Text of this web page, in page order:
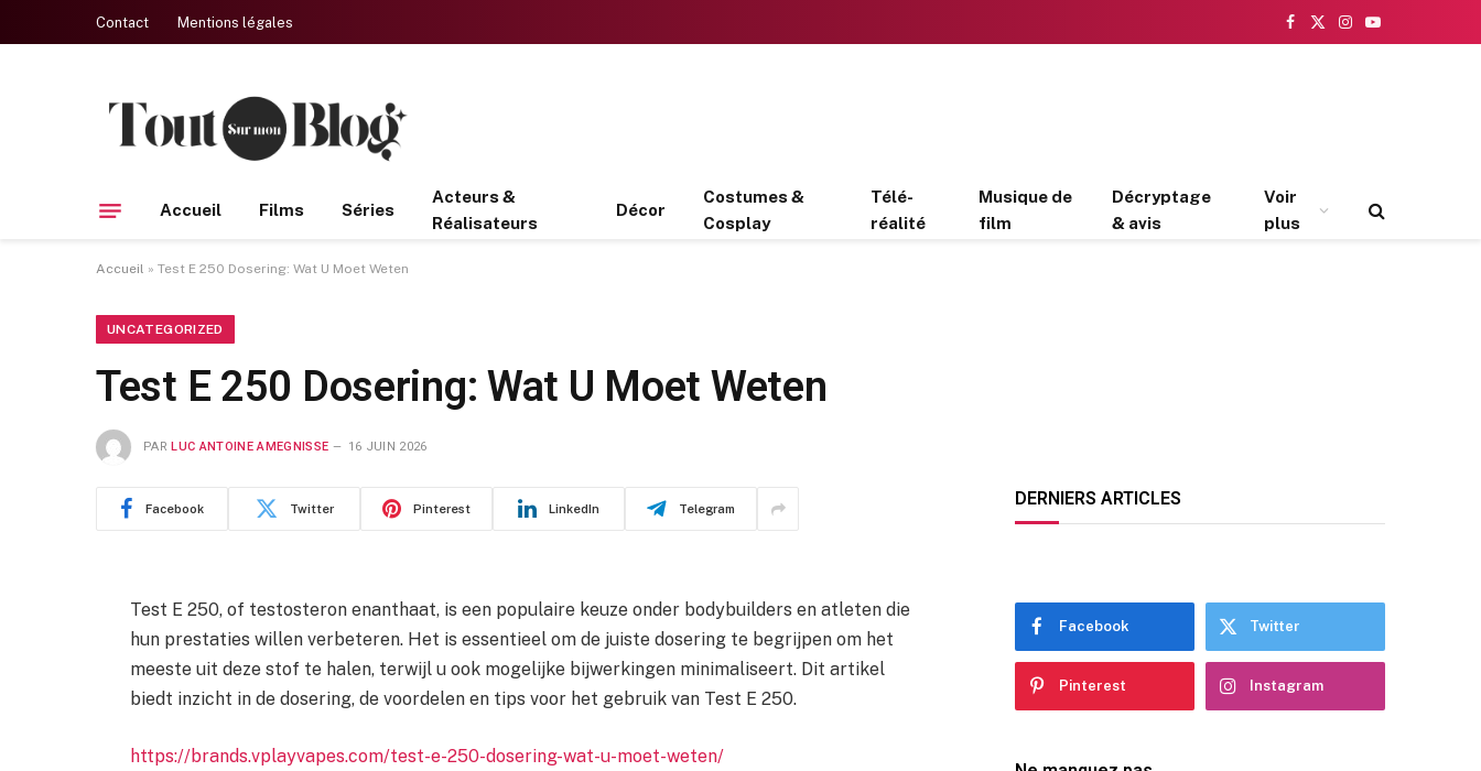
Contact Mentions légales
Facebook
X
Instagram
YouTube
Accueil Films Séries
Acteurs &
Réalisateurs
Décor
Costumes &
Cosplay
Télé-
réalité
Musique de
film
Décryptage
& avis
Voir
plus
Accueil » Test E 250 Dosering: Wat U Moet Weten
UNCATEGORIZED
Test E 250 Dosering: Wat U Moet Weten
PAR LUC ANTOINE AMEGNISSE 16 JUIN 2026
Facebook Twitter Pinterest LinkedIn Telegram
Test E 250, of testosteron enanthaat, is een populaire keuze onder bodybuilders en atleten die
hun prestaties willen verbeteren. Het is essentieel om de juiste dosering te begrijpen om het
meeste uit deze stof te halen, terwijl u ook mogelijke bijwerkingen minimaliseert. Dit artikel
biedt inzicht in de dosering, de voordelen en tips voor het gebruik van Test E 250.
https://brands.vplayvapes.com/test-e-250-dosering-wat-u-moet-weten/
DERNIERS ARTICLES
Facebook Twitter
Pinterest Instagram